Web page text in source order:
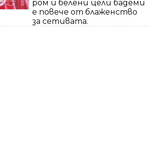
ром и белени цели бадеми
е повече от блаженство
за сетивата.